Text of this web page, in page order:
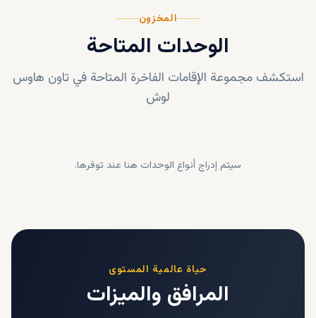
المخزون
الوحدات المتاحة
استكشف مجموعة الإقامات الفاخرة المتاحة في تاون هاوس
لوش
سيتم إدراج أنواع الوحدات هنا عند توفرها.
حياة عالمية المستوى
المرافق والميزات